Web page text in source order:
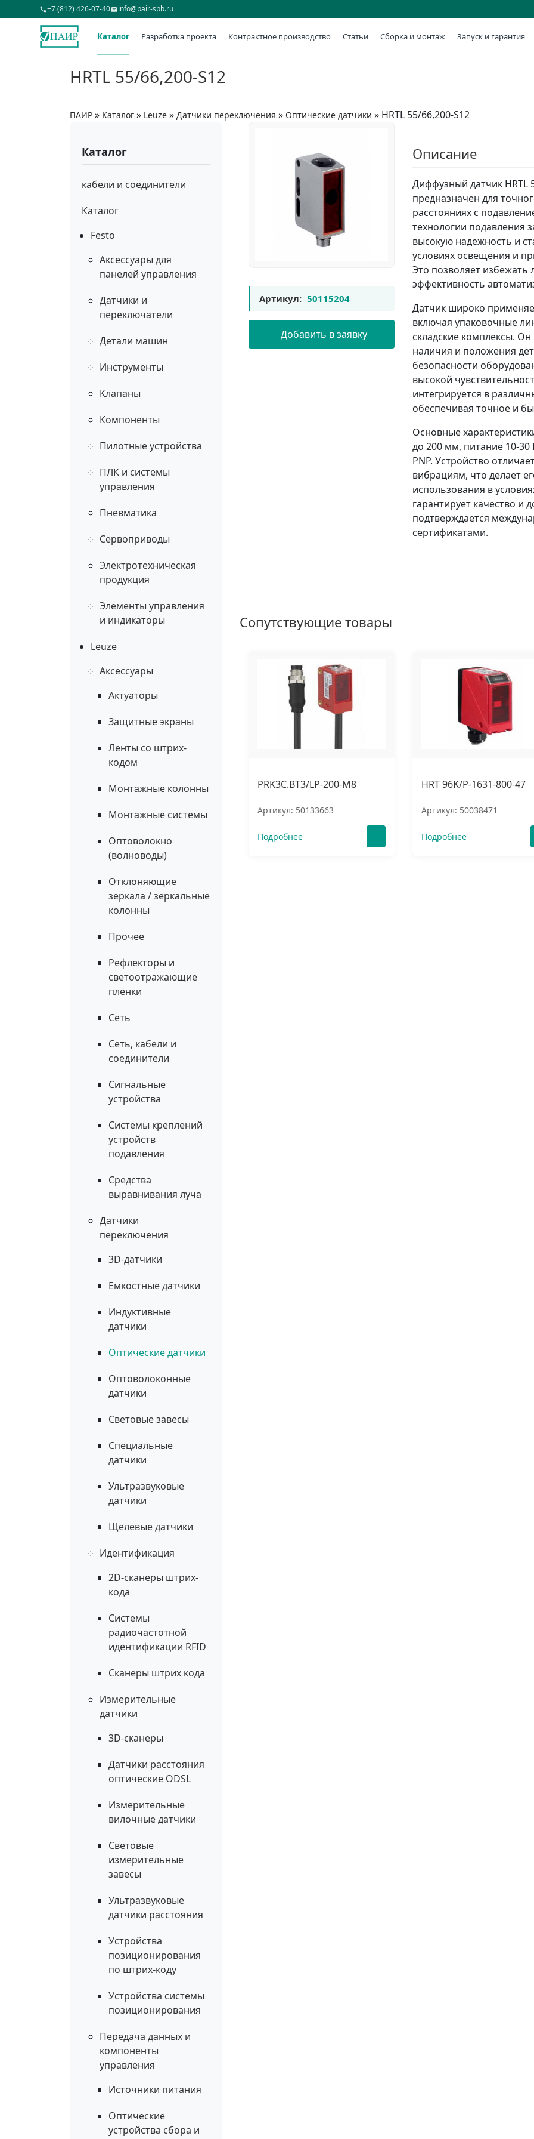
+7 (812) 426-07-40 info@pair-spb.ru
Каталог Разработка проекта Контрактное производство Статьи Сборка и монтаж Запуск и гарантия
HRTL 55/66,200-S12
ПАИР » Каталог » Leuze » Датчики переключения » Оптические датчики » HRTL 55/66,200-S12
Каталог
кабели и соединители
Каталог
Festo
Аксессуары для
панелей управления
Датчики и
переключатели
Детали машин
Инструменты
Клапаны
Компоненты
Пилотные устройства
ПЛК и системы
управления
Пневматика
Сервоприводы
Электротехническая
продукция
Элементы управления
и индикаторы
Leuze
Аксессуары
Актуаторы
Защитные экраны
Ленты со штрих-
кодом
Монтажные колонны
Монтажные системы
Оптоволокно
(волноводы)
Отклоняющие
зеркала / зеркальные
колонны
Прочее
Рефлекторы и
светоотражающие
плёнки
Сеть
Сеть, кабели и
соединители
Сигнальные
устройства
Системы креплений
устройств
подавления
Средства
выравнивания луча
Датчики
переключения
3D-датчики
Емкостные датчики
Индуктивные
датчики
Оптические датчики
Оптоволоконные
датчики
Световые завесы
Специальные
датчики
Ультразвуковые
датчики
Щелевые датчики
Идентификация
2D-сканеры штрих-
кода
Системы
радиочастотной
идентификации RFID
Сканеры штрих кода
Измерительные
датчики
3D-сканеры
Датчики расстояния
оптические ODSL
Измерительные
вилочные датчики
Световые
измерительные
завесы
Ультразвуковые
датчики расстояния
Устройства
позиционирования
по штрих-коду
Устройства системы
позиционирования
Передача данных и
компоненты
управления
Источники питания
Оптические
устройства сбора и
Артикул: 50115204
Добавить в заявку
Описание
Диффузный датчик HRTL
предназначен для
расстояниях с
технологии подавления
высокую надежность и
условиях освещения и
Это позволяет
эффективность
Датчик широко
включая упаковочные
складские комплексы.
наличия и положения
безопасности
высокой
интегрируется в
обеспечивая точное и
Основные
до 200 мм, питание 10-30
PNP. Устройство
вибрациям, что делает
использования в
гарантирует качество и
подтверждается
сертификатами.
Сопутствующие товары
PRK3C.BT3/LP-200-M8
Артикул: 50133663
Подробнее
HRT 96K/P-1631-800-47
Артикул: 50038471
Подробнее